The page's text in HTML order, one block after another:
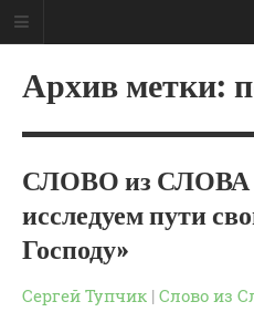
Архив метки:
СЛОВО из СЛОВА
исследуем пути
Господу»
Сергей Тупчик | Слово из